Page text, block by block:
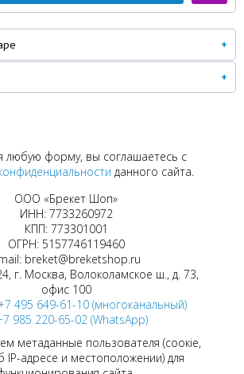
любую форму, вы соглашаетесь с
данного сайта.
ООО «Брекет Шоп»
ИНН: 7733260972
КПП: 773301001
ОГРН: 5157746119460
breket@breketshop.ru
г. Москва, Волоколамское ш., д. 73,
офис 100
495 649-61-10 (многоканальный)
985 220-65-02 (WhatsApp)
метаданные пользователя (соокіе,
IP-адресе и местоположении) для